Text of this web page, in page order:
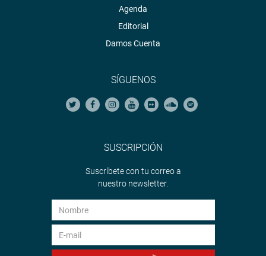
Agenda
Editorial
Damos Cuenta
SÍGUENOS
SUSCRIPCIÓN
Suscríbete con tu correo a
nuestro newsletter.